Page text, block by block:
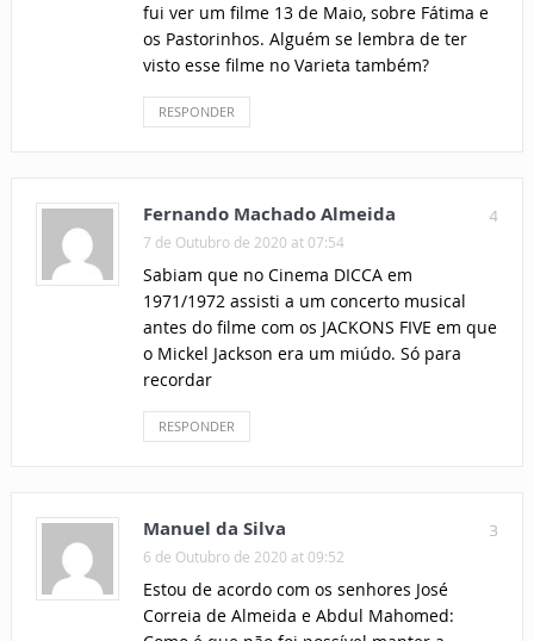
fui ver um filme 13 de Maio, sobre Fátima e
os Pastorinhos. Alguém se lembra de ter
visto esse filme no Varieta também?
RESPONDER
4
Fernando Machado Almeida
7 de Outubro de 2020 at 07:54
Sabiam que no Cinema DICCA em
1971/1972 assisti a um concerto musical
antes do filme com os JACKONS FIVE em que
o Mickel Jackson era um miúdo. Só para
recordar
RESPONDER
3
Manuel da Silva
6 de Outubro de 2020 at 09:52
Estou de acordo com os senhores José
Correia de Almeida e Abdul Mahomed: